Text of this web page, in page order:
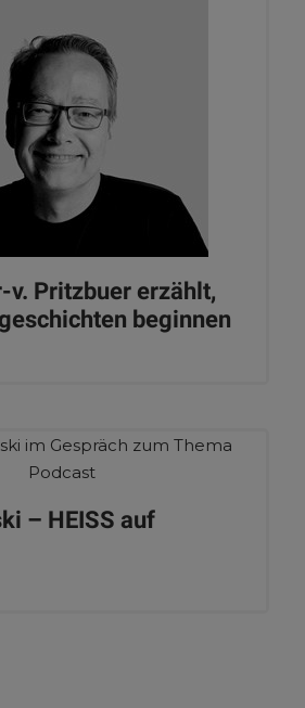
v. Pritzbuer erzählt,
beginnen
– HEISS auf